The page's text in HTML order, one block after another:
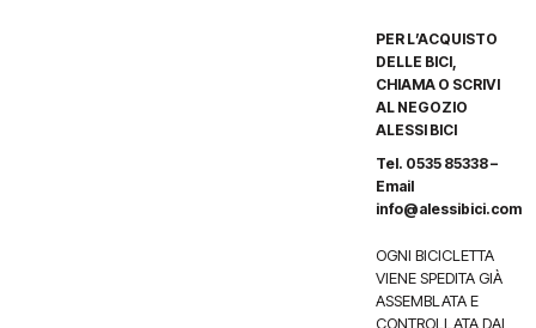
PER L’ACQUISTO
DELLE BICI,
CHIAMA O SCRIVI
AL NEGOZIO
ALESSI BICI
Tel. 0535 85338 –
Email
info@alessibici.com
OGNI BICICLETTA
VIENE SPEDITA GIÀ
ASSEMBLATA E
CONTROLLATA DAI